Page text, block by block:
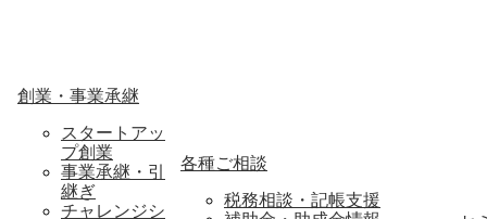
創業・事業承継
スタートアッ
プ創業
事業承継・引
継ぎ
チャレンジシ
各種ご相談
税務相談・記帳支援